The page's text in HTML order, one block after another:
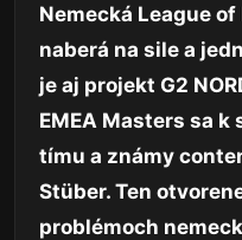
Nemecká League
naberá na sile a
je aj projekt G2
EMEA Masters sa
tímu a známy
Stüber. Ten
problémoch